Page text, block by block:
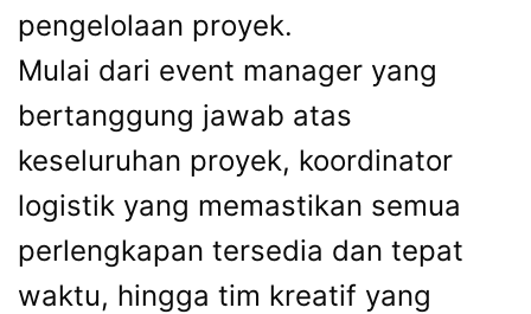
pengelolaan proyek.
Mulai dari event manager yang
bertanggung jawab atas
keseluruhan proyek, koordinator
logistik yang memastikan semua
perlengkapan tersedia dan tepat
waktu, hingga tim kreatif yang